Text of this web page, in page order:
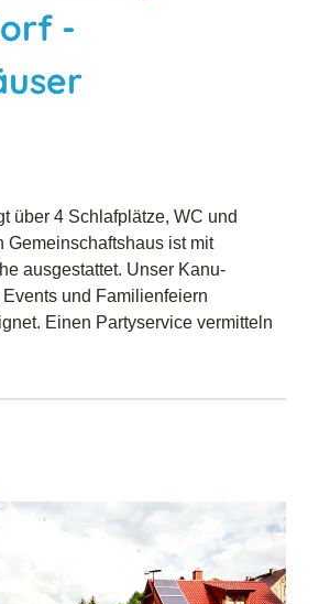
-
über 4 Schlafplätze, WC und
Gemeinschaftshaus ist mit
ausgestattet. Unser Kanu-
und Familienfeiern
Einen Partyservice vermitteln